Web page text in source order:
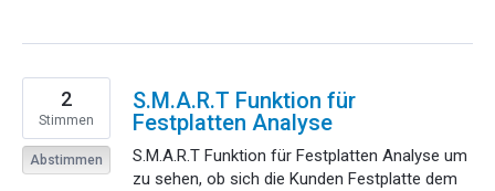
S.M.A.R.T Funktion für
Festplatten Analyse
S.M.A.R.T Funktion für Festplatten Analyse um
zu sehen, ob sich die Kunden Festplatte dem
2
Stimmen
Abstimmen